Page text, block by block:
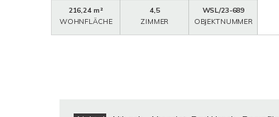
216,24 m²
WOHNFLÄCHE
4,5
ZIMMER
WSL/23-689
OBJEKTNUMMER